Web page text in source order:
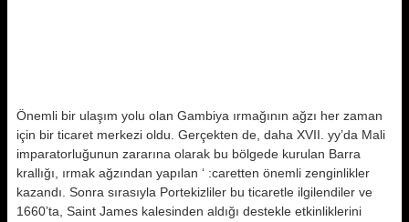
Önemli bir ulaşım yolu olan Gambiya ırmağının ağzı her zaman
için bir ticaret merkezi oldu. Gerçekten de, daha XVII. yy’da Mali
imparatorluğunun zararına olarak bu bölgede kurulan Barra
krallığı, ırmak ağzından yapılan ‘ :caretten önemli zenginlikler
kazandı. Sonra sırasıyla Portekizliler bu ticaretle ilgilendiler ve
1660’ta, Saint James kalesinden aldığı destekle etkinliklerini